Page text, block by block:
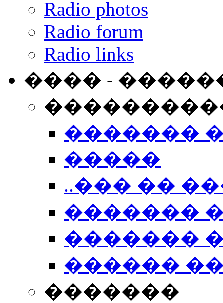
Radio photos
Radio forum
Radio links
���� -
�������
�����
..��� ��
�������
�������
������
�������